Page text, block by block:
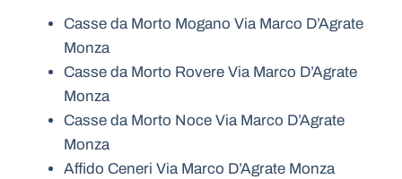
Casse da Morto Mogano Via Marco D’Agrate
Monza
Casse da Morto Rovere Via Marco D’Agrate
Monza
Casse da Morto Noce Via Marco D’Agrate
Monza
Affido Ceneri Via Marco D’Agrate Monza